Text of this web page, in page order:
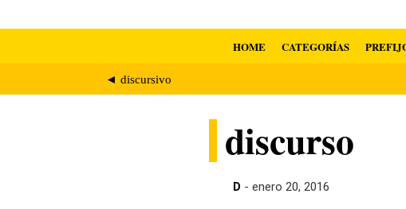
HOME CATEGORÍAS
◄ discursivo
discurso
D - enero 20, 2016